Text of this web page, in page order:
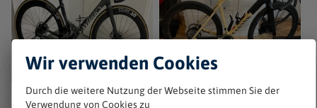
Wir verwenden Cookies
Durch die weitere Nutzung der Webseite stimmen Sie der
Verwendung von Cookies zu